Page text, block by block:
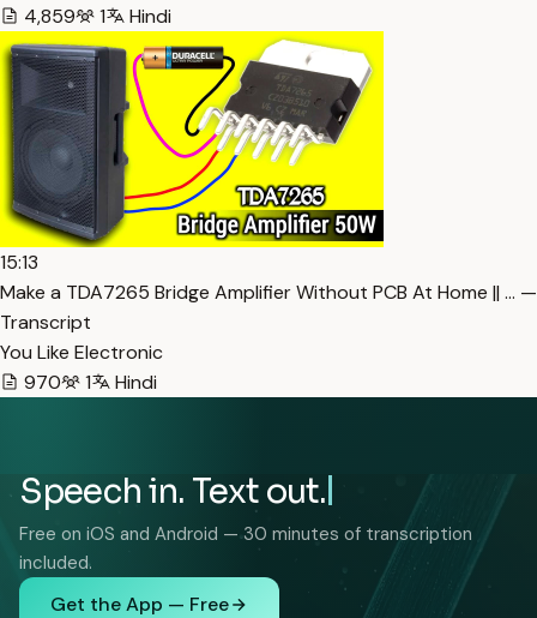
4,859
1 Hindi
15:13
Make a TDA7265 Bridge Amplifier Without PCB At Home || … —
Transcript
You Like Electronic
970
1 Hindi
Speech in. Text out.
Free on iOS and Android — 30 minutes of transcription
included.
Get the App — Free